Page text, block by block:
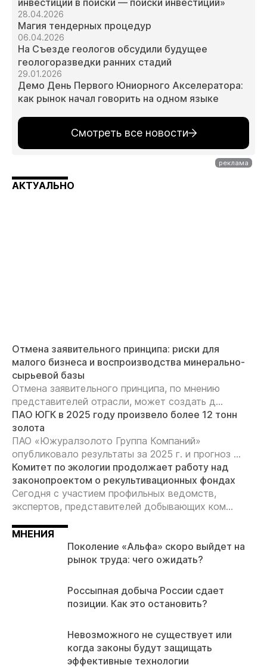
инвестиции в поиски — поиски инвестиций»
28.04.2026
Магия тендерных процедур
06.04.2026
На Съезде геологов обсудили будущее
геологоразведки ранних стадий
29.01.2026
Демо День Первого Юниорного Акселератора:
как рынок начал говорить на одном языке
Смотреть все новости
АКТУАЛЬНО
Отмена заявительного принципа: риски для
малого бизнеса и воспроизводства минерально-
сырьевой базы
Отмена заявительного принципа, по мнению
представителей отрасли, может создать д...
ПАО ЮГК в 2025 году произвело более 12 тонн
золота
ПАО «Южуралзолото Группа Компаний»
опубликовало результаты за 2025 г. и прогноз ...
Комитет по экологии продолжает работу над
законопроектом о рекультивационных фондах
Сегодня с участием профильных ведомств,
экспертов, представителей добывающих ком...
МНЕНИЯ
Поколение «Альфа» скоро выйдет на
рынок труда: чего ожидать?
Россыпная добыча России сдает
позиции. Как это остановить?
Невозможного не существует или
когда законы будут защищать
эффективные технологии